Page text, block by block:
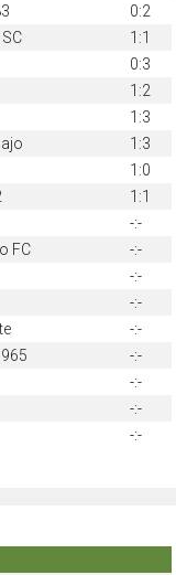
0:2
1:1
0:3
1:2
1:3
1:3
1:0
1:1
-:-
FC
-:-
-:-
-:-
-:-
-:-
-:-
-:-
-:-